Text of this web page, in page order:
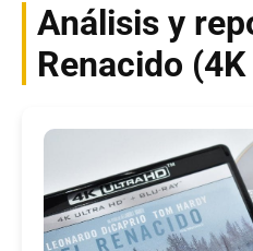
Análisis y
Renacido